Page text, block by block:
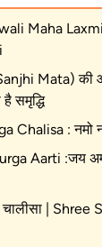
Maha
Mata) की
समृद्धि
Chalisa : नमो
Aarti :जय
| Shree